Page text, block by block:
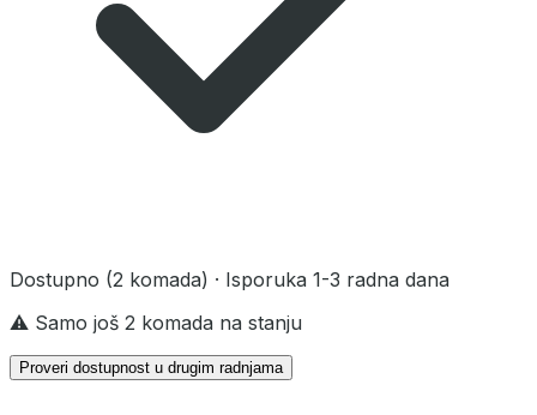
Dostupno (2 komada) · Isporuka 1-3 radna dana
⚠️ Samo još 2 komada na stanju
Proveri dostupnost u drugim radnjama